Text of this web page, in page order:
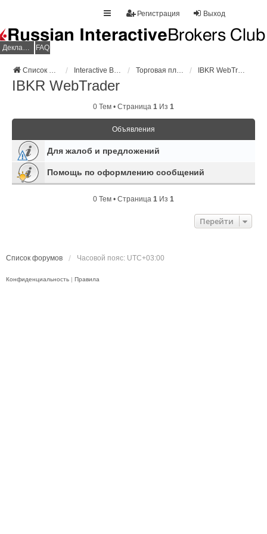
Выход
Регистрация
Декларация НДФЛ FAQ
Список форумов Interactive Brokers Торговая платформа IBKR WebTrader
IBKR WebTrader
0 Тем • Страница 1 Из 1
Объявления
Для жалоб и предложений
Помощь по оформлению сообщений
0 Тем • Страница 1 Из 1
Перейти
Список форумов Часовой пояс: UTC+03:00
Конфиденциальность | Правила